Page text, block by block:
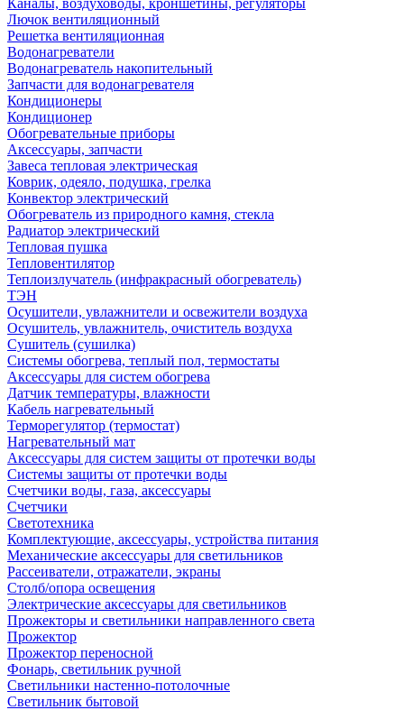
Каналы, воздуховоды, кроншетйны, регуляторы
Лючок вентиляционный
Решетка вентиляционная
Водонагреватели
Водонагреватель накопительный
Запчасти для водонагревателя
Кондиционеры
Кондиционер
Обогревательные приборы
Аксессуары, запчасти
Завеса тепловая электрическая
Коврик, одеяло, подушка, грелка
Конвектор электрический
Обогреватель из природного камня, стекла
Радиатор электрический
Тепловая пушка
Тепловентилятор
Теплоизлучатель (инфракрасный обогреватель)
ТЭН
Осушители, увлажнители и освежители воздуха
Осушитель, увлажнитель, очиститель воздуха
Сушитель (сушилка)
Системы обогрева, теплый пол, термостаты
Аксессуары для систем обогрева
Датчик температуры, влажности
Кабель нагревательный
Терморегулятор (термостат)
Нагревательный мат
Аксессуары для систем защиты от протечки воды
Системы защиты от протечки воды
Счетчики воды, газа, аксессуары
Счетчики
Светотехника
Комплектующие, аксессуары, устройства питания
Механические аксессуары для светильников
Рассеиватели, отражатели, экраны
Столб/опора освещения
Электрические аксессуары для светильников
Прожекторы и светильники направленного света
Прожектор
Прожектор переносной
Фонарь, светильник ручной
Светильники настенно-потолочные
Светильник бытовой